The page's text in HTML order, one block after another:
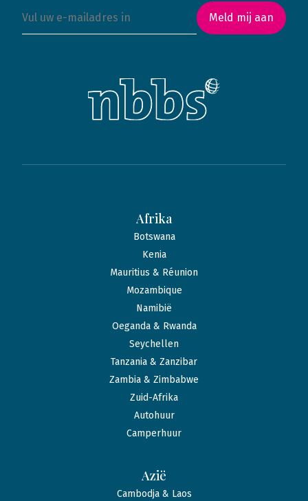
Meld mij aan
Afrika
Botswana
Kenia
Mauritius & Réunion
Mozambique
Namibië
Oeganda & Rwanda
Seychellen
Tanzania & Zanzibar
Zambia & Zimbabwe
Zuid-Afrika
Autohuur
Camperhuur
Azië
Cambodja & Laos